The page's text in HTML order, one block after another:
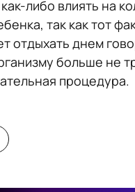
либо влиять на
так как тот
отдыхать днем
больше не
процедура.